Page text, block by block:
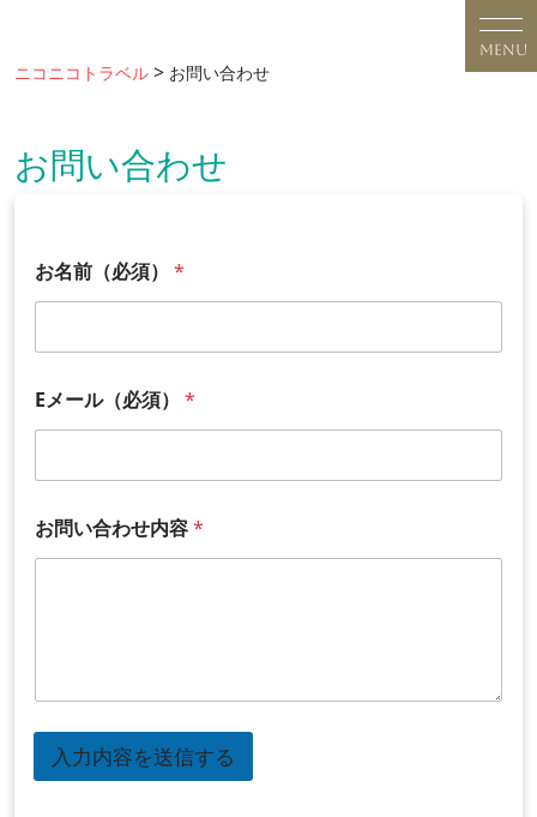
content
MENU
ニコニコトラベル > お問い合わせ
お問い合わせ
問
い
わ
内
容
お名前（必須） *
Eメール（必須） *
お問い合わせ内容*
入力内容を送信する